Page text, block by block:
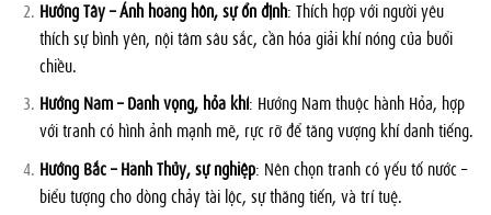
Hướng Tây – Ánh hoàng hôn, sự ổn định: Thích hợp với người yêu
thích sự bình yên, nội tâm sâu sắc, cần hóa giải khí nóng của buổi
chiều.
Hướng Nam – Danh vọng, hỏa khí: Hướng Nam thuộc hành Hỏa, hợp
với tranh có hình ảnh mạnh mẽ, rực rỡ để tăng vượng khí danh tiếng.
Hướng Bắc – Hành Thủy, sự nghiệp: Nên chọn tranh có yếu tố nước –
biểu tượng cho dòng chảy tài lộc, sự thăng tiến, và trí tuệ.